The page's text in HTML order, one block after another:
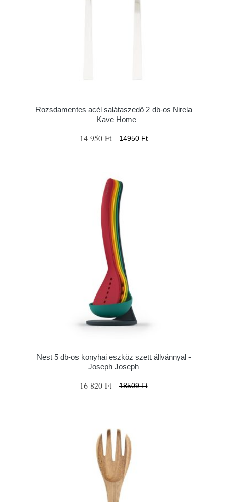
Rozsdamentes acél salátaszedő 2 db-os Nirela
– Kave Home
14 950 Ft 14950 Ft
Nest 5 db-os konyhai eszköz szett állvánnyal -
Joseph Joseph
16 820 Ft 18509 Ft